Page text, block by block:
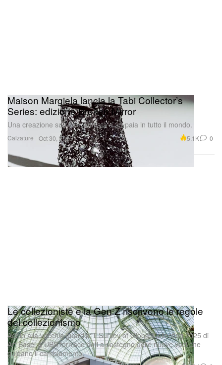
Calzature
Maison Margiela lancia la Tabi Collector’s
Series: edizione Broken Mirror
Una creazione surreale, limitata a 25 paia in tutto il mondo.
Oct 30, 2025 5.1K 0
Le collezioniste e la Gen Z riscrivono le regole
del collezionismo
Addio alla vecchia guardia: il Survey of Global Collecting 2025 di
Art Basel & UBS fornisce dati a sostegno delle nuove voci che
guidano il cambiamento.